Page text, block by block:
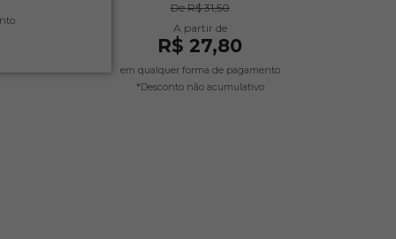
DeR$ 31,50
R$ 27,80
em qualquer forma de pagamento
*Desconto não acumulativo